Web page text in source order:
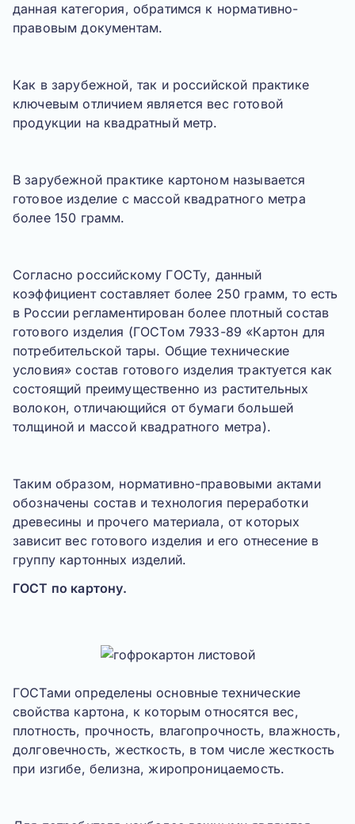
данная категория, обратимся к нормативно-
правовым документам.
Как в зарубежной, так и российской практике
ключевым отличием является вес готовой
продукции на квадратный метр.
В зарубежной практике картоном называется
готовое изделие с массой квадратного метра
более 150 грамм.
Согласно российскому ГОСТу, данный
коэффициент составляет более 250 грамм, то есть
в России регламентирован более плотный состав
готового изделия (ГОСТом 7933-89 «Картон для
потребительской тары. Общие технические
условия» состав готового изделия трактуется как
состоящий преимущественно из растительных
волокон, отличающийся от бумаги большей
толщиной и массой квадратного метра).
Таким образом, нормативно-правовыми актами
обозначены состав и технология переработки
древесины и прочего материала, от которых
зависит вес готового изделия и его отнесение в
группу картонных изделий.
ГОСТ по картону.
ГОСТами определены основные технические
свойства картона, к которым относятся вес,
плотность, прочность, влагопрочность, влажность,
долговечность, жесткость, в том числе жесткость
при изгибе, белизна, жиропроницаемость.